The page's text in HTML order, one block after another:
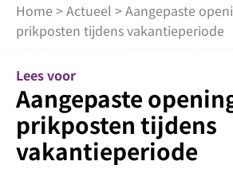
Home >Actueel > Aangepaste
prikposten tijdens vakantieperiode
Lees voor
Aangepaste
prikposten tijdens
vakantieperiode